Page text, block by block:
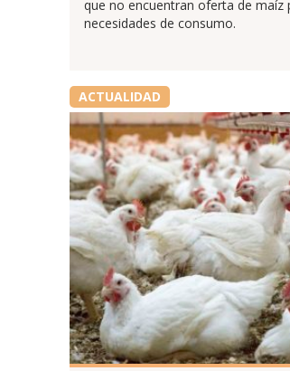
que no encuentran oferta de maíz
necesidades de consumo.
ACTUALIDAD